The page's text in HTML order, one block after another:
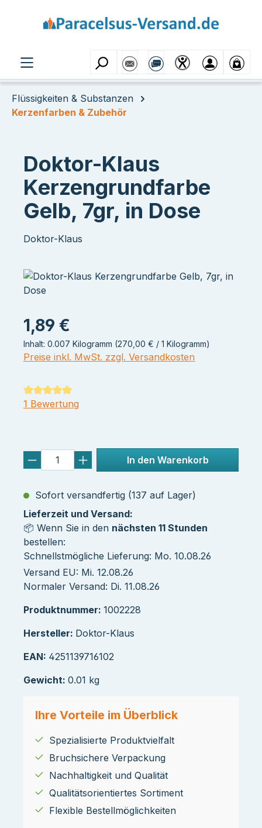
Flüssigkeiten & Substanzen
Kerzenfarben & Zubehör
Doktor-Klaus
Kerzengrundfarbe
Gelb, 7gr, in Dose
Doktor-Klaus
1,89 €
Inhalt: 0.007 Kilogramm (270,00 € / 1 Kilogramm)
Preise inkl. MwSt. zzgl. Versandkosten
Durchschnittliche Bewertung von 5 von 5 Sternen
1 Bewertung
In den Warenkorb
Sofort versandfertig (137 auf Lager)
Lieferzeit und Versand:
📦 Wenn Sie in den nächsten 11 Stunden
bestellen:
Schnellstmögliche Lieferung: Mo. 10.08.26
Versand EU: Mi. 12.08.26
Normaler Versand: Di. 11.08.26
Produktnummer: 1002228
Hersteller: Doktor-Klaus
EAN: 4251139716102
Gewicht: 0.01 kg
Ihre Vorteile im Überblick
Spezialisierte Produktvielfalt
Bruchsichere Verpackung
Nachhaltigkeit und Qualität
Qualitätsorientiertes Sortiment
Flexible Bestellmöglichkeiten